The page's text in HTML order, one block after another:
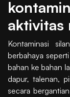
aktivitas
Kontaminasi
berbahaya
bahan ke bahan
dapur, talenan,
secara